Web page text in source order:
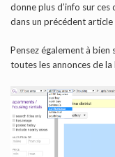
donne plus d’info sur
dans un précédent article
Pensez également à bien
toutes les annonces de